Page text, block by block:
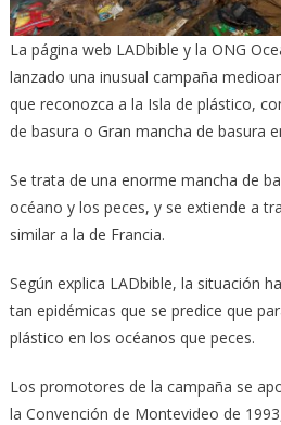
La página web LADbible y la ONG
lanzado una inusual campaña
que reconozca a la Isla de plástico,
de basura o Gran mancha de basura
Se trata de una enorme mancha de
océano y los peces, y se extiende a
similar a la de Francia.
Según explica LADbible, la situación
tan epidémicas que se predice que
plástico en los océanos que peces.
Los promotores de la campaña se
la Convención de Montevideo de